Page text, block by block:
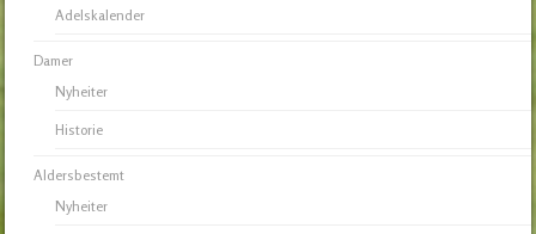
Adelskalender
Damer
Nyheiter
Historie
Aldersbestemt
Nyheiter